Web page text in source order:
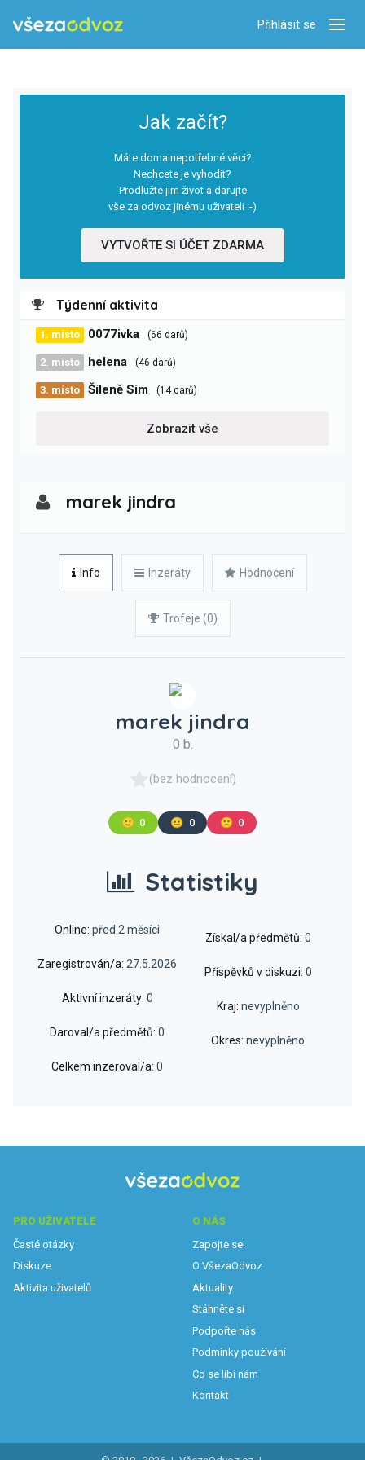
Přihlásit se
Jak začít?
Máte doma nepotřebné věci?
Nechcete je vyhodit?
Prodlužte jim život a darujte
vše za odvoz jinému uživateli :-)
VYTVOŘTE SI ÚČET ZDARMA
Týdenní aktivita
1. místo 0077ivka (66 darů)
2. místo helena (46 darů)
3. místo Šíleně Sim (14 darů)
Zobrazit vše
marek jindra
Info Inzeráty Hodnocení
Trofeje (0)
marek jindra
0 b.
(bez hodnocení)
🙂 0 😐 0 🙁 0
Statistiky
Online: před 2 měsíci
Zaregistrován/a: 27.5.2026
Aktivní inzeráty: 0
Daroval/a předmětů: 0
Celkem inzeroval/a: 0
Získal/a předmětů: 0
Příspěvků v diskuzi: 0
Kraj: nevyplněno
Okres: nevyplněno
PRO UŽIVATELE
Časté otázky
Diskuze
Aktivita uživatelů
O NÁS
Zapojte se!
O VšezaOdvoz
Aktuality
Stáhněte si
Podpořte nás
Podmínky používání
Co se líbí nám
Kontakt